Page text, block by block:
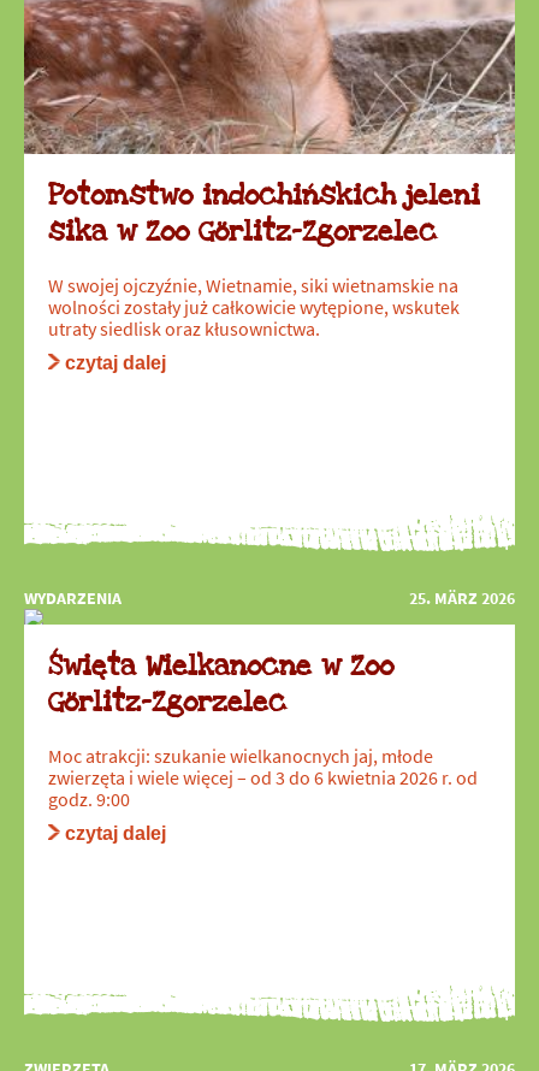
Potomstwo indochińskich jeleni
sika w Zoo Görlitz-Zgorzelec
W swojej ojczyźnie, Wietnamie, siki wietnamskie na
wolności zostały już całkowicie wytępione, wskutek
utraty siedlisk oraz kłusownictwa.
czytaj dalej
WYDARZENIA 25. MÄRZ 2026
Święta Wielkanocne w Zoo
Görlitz-Zgorzelec
Moc atrakcji: szukanie wielkanocnych jaj, młode
zwierzęta i wiele więcej – od 3 do 6 kwietnia 2026 r. od
godz. 9:00
czytaj dalej